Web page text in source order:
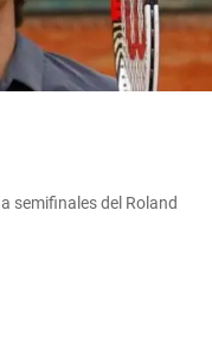
semifinales del Roland